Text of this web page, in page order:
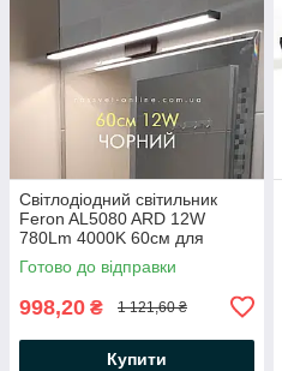
Світлодіодний світильник
Feron AL5080 ARD 12W
780Lm 4000K 60см для
підсвітки (дзеркал у ванних,
картин) чорний
Готово до відправки
998,20 ₴ 1 121,60 ₴
Купити